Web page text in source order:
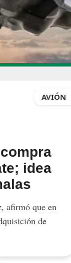
AVIÓN
idea
afirmó que en
de